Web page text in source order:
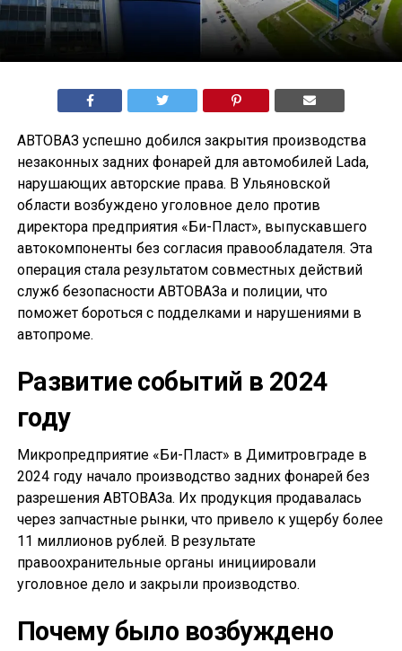
АВТОВАЗ успешно добился закрытия производства
незаконных задних фонарей для автомобилей Lada,
нарушающих авторские права. В Ульяновской
области возбуждено уголовное дело против
директора предприятия «Би-Пласт», выпускавшего
автокомпоненты без согласия правообладателя. Эта
операция стала результатом совместных действий
служб безопасности АВТОВАЗа и полиции, что
поможет бороться с подделками и нарушениями в
автопроме.
Развитие событий в 2024
году
Микропредприятие «Би-Пласт» в Димитровграде в
2024 году начало производство задних фонарей без
разрешения АВТОВАЗа. Их продукция продавалась
через запчастные рынки, что привело к ущербу более
11 миллионов рублей. В результате
правоохранительные органы инициировали
уголовное дело и закрыли производство.
Почему было возбуждено